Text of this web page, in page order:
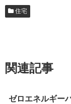
住宅
関連記事
ゼロエネルギー